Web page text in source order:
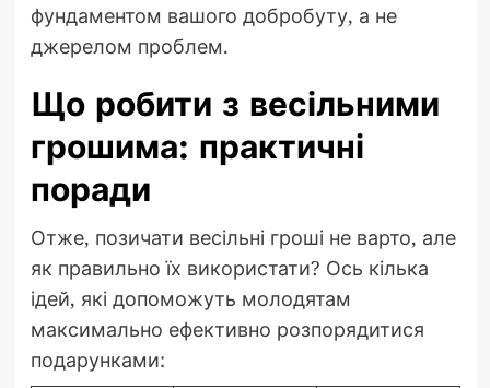
фундаментом вашого добробуту, а не
джерелом проблем.
Що робити з весільними
грошима: практичні
поради
Отже, позичати весільні гроші не варто, але
як правильно їх використати? Ось кілька
ідей, які допоможуть молодятам
максимально ефективно розпорядитися
подарунками: